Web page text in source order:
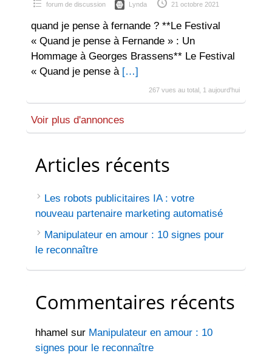
forum de discussion Lynda 21 octobre 2021
quand je pense à fernande ? **Le Festival
« Quand je pense à Fernande » : Un
Hommage à Georges Brassens** Le Festival
« Quand je pense à […]
267 vues au total, 1 aujourd'hui
Voir plus d'annonces
Articles récents
Les robots publicitaires IA : votre
nouveau partenaire marketing automatisé
Manipulateur en amour : 10 signes pour
le reconnaître
Commentaires récents
hhamel sur Manipulateur en amour : 10
signes pour le reconnaître